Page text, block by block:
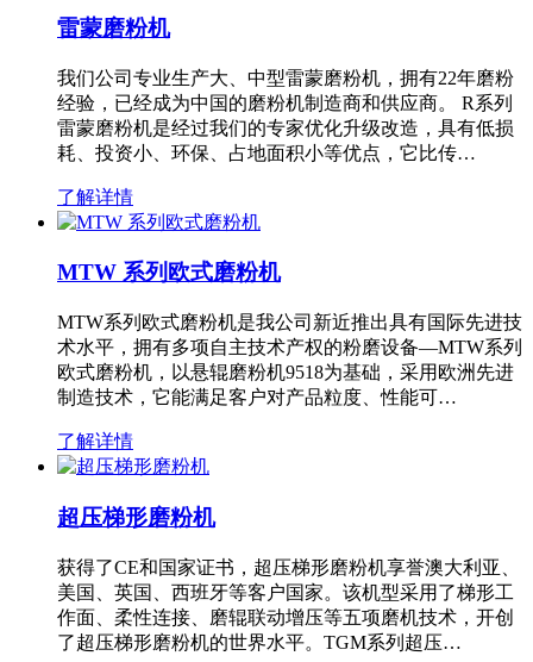
雷蒙磨粉机
我们公司专业生产大、中型雷蒙磨粉机，拥有22年磨粉
经验，已经成为中国的磨粉机制造商和供应商。 R系列
雷蒙磨粉机是经过我们的专家优化升级改造，具有低损
耗、投资小、环保、占地面积小等优点，它比传…
了解详情
MTW 系列欧式磨粉机
MTW系列欧式磨粉机是我公司新近推出具有国际先进技
术水平，拥有多项自主技术产权的粉磨设备—MTW系列
欧式磨粉机，以悬辊磨粉机9518为基础，采用欧洲先进
制造技术，它能满足客户对产品粒度、性能可…
了解详情
超压梯形磨粉机
获得了CE和国家证书，超压梯形磨粉机享誉澳大利亚、
美国、英国、西班牙等客户国家。该机型采用了梯形工
作面、柔性连接、磨辊联动增压等五项磨机技术，开创
了超压梯形磨粉机的世界水平。TGM系列超压…